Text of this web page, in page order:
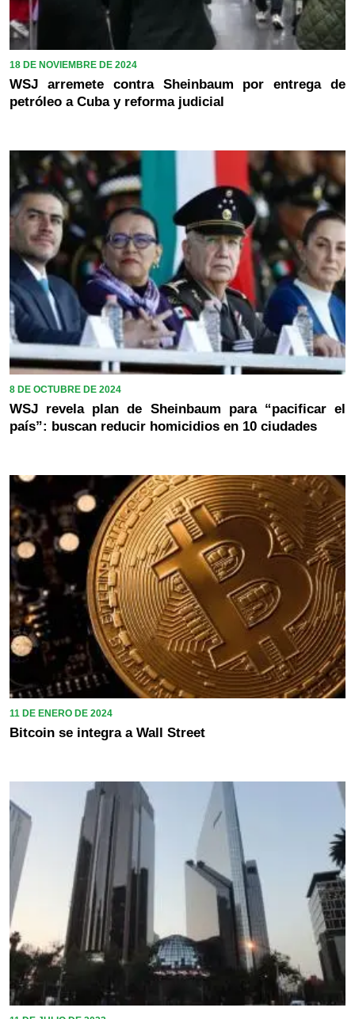
18 DE NOVIEMBRE DE 2024
WSJ arremete contra Sheinbaum por entrega de
petróleo a Cuba y reforma judicial
8 DE OCTUBRE DE 2024
WSJ revela plan de Sheinbaum para “pacificar el
país”: buscan reducir homicidios en 10 ciudades
11 DE ENERO DE 2024
Bitcoin se integra a Wall Street